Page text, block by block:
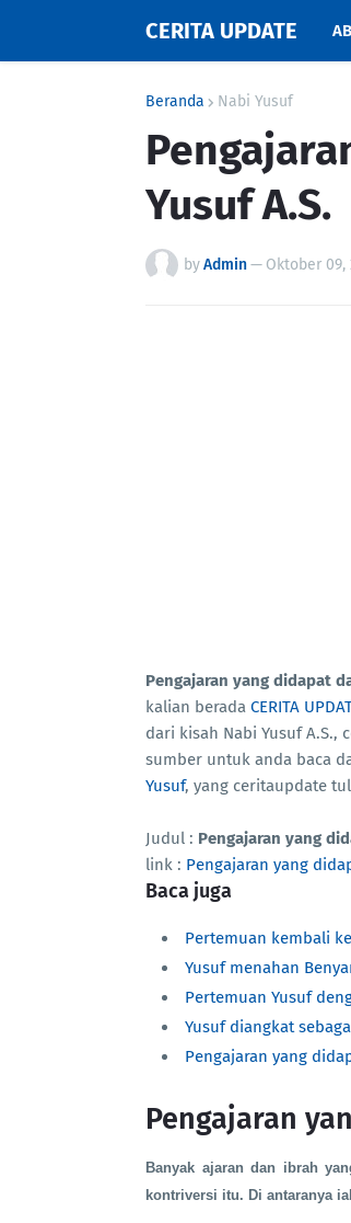
CERITA UPDATE
Beranda Nabi Yusuf
Yusuf A.S.
byAdmin— Oktober 09,
Pengajaran yang didapat
kalian berada CERITA
dari kisah Nabi Yusuf
sumber untuk anda baca
Yusuf, yang ceritaupdate
Judul : Pengajaran yang
link : Pengajaran yang
Baca juga
Pertemuan kembali
Yusuf menahan
Pertemuan Yusuf
Yusuf diangkat
Pengajaran yang
Pengajaran
Banyak ajaran dan ibrah
kontriversi itu. Di antaranya